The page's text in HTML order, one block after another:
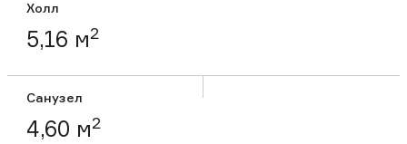
Холл
5,16 м2
Санузел
4,60 м2